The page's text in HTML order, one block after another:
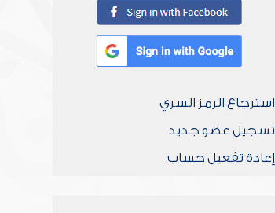
استرجاع الرمز السري
تسجيل عضو جديد
إعادة تفعيل حساب